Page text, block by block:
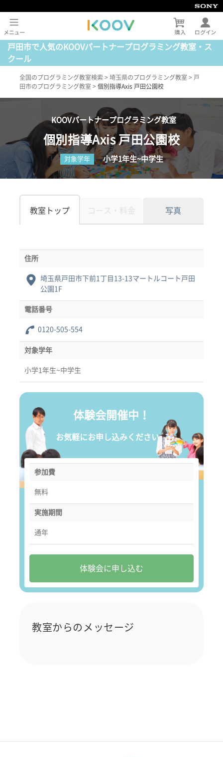
戸田市で人気のKOOVパートナープログラミング教室・ス
クール
全国のプログラミング教室検索 > 埼玉県のプログラミング教室 > 戸
田市のプログラミング教室 > 個別指導Axis 戸田公園校
KOOVパートナープログラミング教室
個別指導Axis 戸田公園校
対象学年 小学1年生~中学生
教室トップ コース・料金 写真
住所
埼玉県戸田市下前1丁目13-13マートルコート戸田
公園1F
電話番号
0120-505-554
対象学年
小学1年生~中学生
体験会開催中！
お気軽にお申し込みください。
参加費
無料
実施期間
通年
体験会に申し込む
教室からのメッセージ